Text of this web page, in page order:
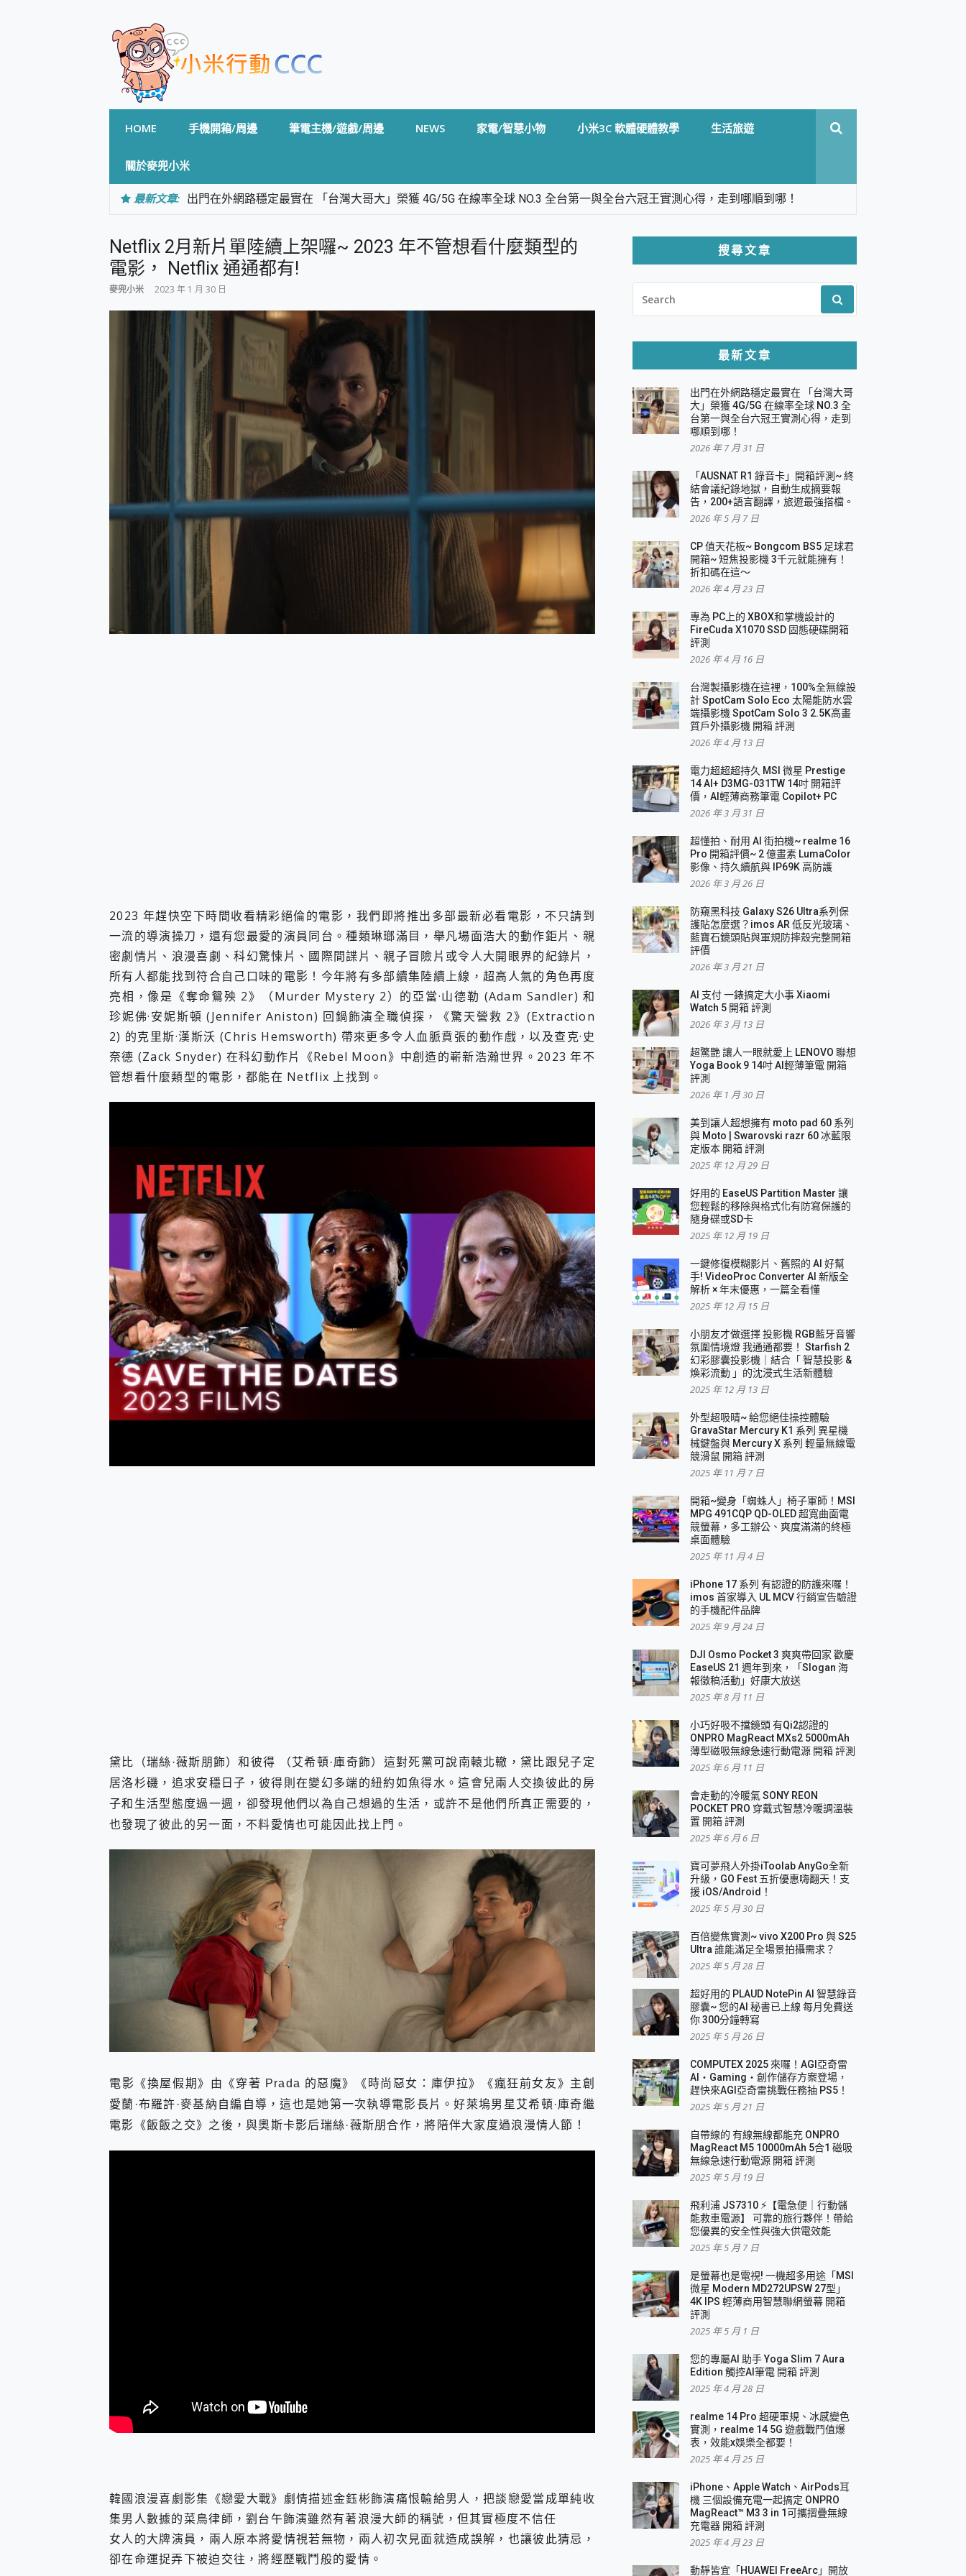
HOME 手機開箱/周邊 筆電主機/遊戲/周邊 NEWS 家電/智慧小物 小米3C 軟體硬體教學 生活旅遊
關於麥兜小米
最新文章: 出門在外網路穩定最實在 「台灣大哥大」榮獲 4G/5G 在線率全球 NO.3 全台第一與全台六冠王實測心得，走到哪順到哪！
專為 PC上的 XBOX和掌機設計的 FireCuda X1070 SSD 固態硬碟開箱 評測
台灣製攝影機在這裡，100%全無線設計 SpotCam Solo Eco 太陽能防水雲端攝影機 SpotCam Solo 3 2.5K高畫質戶外攝影機 開箱 評
測
電力超超超持久 MSI 微星 Prestige 14 AI+ D3MG-031TW 14吋 開箱評價，AI輕薄商務筆電 Copilot+ PC
超懂拍、耐用 AI 街拍機~ realme 16 Pro 開箱評價~ 2 億畫素 LumaColor 影像、持久續航與 IP69K 高防護
防窺黑科技 Galaxy S26 Ultra系列保護貼怎麼選？imos AR 低反光玻璃、藍寶石鏡頭貼與軍規防摔殼完整開箱評價
AI 支付 一錶搞定大小事 Xiaomi Watch 5 開箱 評測
超驚艷 讓人一眼就愛上 LENOVO 聯想 Yoga Book 9 14吋 AI輕薄筆電 開箱 評測
美到讓人超想擁有 moto pad 60 系列 與 Moto | Swarovski razr 60 冰藍限定版本 開箱 評測
好用的 EaseUS Partition Master 讓您輕鬆的移除與格式化有防寫保護的隨身碟或SD卡
一鍵修復模糊影片、舊照的 AI 好幫手! VideoProc Converter AI 新版全解析 × 年末優惠，一篇全看懂
小朋友才做選擇 投影機 RGB藍牙音響 氛圍情境燈 我通通都要！ Starfish 2 幻彩膠囊投影機｜結合「 智慧投影 & 煥彩流動 」的沈浸
式生活新體驗
外型超吸晴~ 給您絕佳操控體驗 GravaStar Mercury K1 系列 異星機械鍵盤與 Mercury X 系列 輕量無線電競滑鼠 開箱 評測
開箱~變身「蜘蛛人」椅子軍師！MSI MPG 491CQP QD-OLED 超寬曲面電競螢幕，多工辦公、爽度滿滿的終極桌面體驗
iPhone 17 系列 有認證的防護來囉！ imos 首家導入 UL MCV 行銷宣告驗證的手機配件品牌
DJI Osmo Pocket 3 爽爽帶回家 歡慶 EaseUS 21 週年到來，「Slogan 海報徵稿活動」好康大放送
小巧好吸不擋鏡頭 有Qi2認證的 ONPRO MagReact MXs2 5000mAh薄型磁吸無線急速行動電源 開箱 評測
會走動的冷暖氣 SONY REON POCKET PRO 穿戴式智慧冷暖調溫裝置 開箱 評測
寶可夢飛人外掛iToolab AnyGo全新升級，GO Fest 五折優惠嗨翻天！支援 iOS/Android！
百倍變焦實測~ vivo X200 Pro 與 S25 Ultra 誰能滿足全場景拍攝需求？
超好用的 PLAUD NotePin AI 智慧錄音膠囊~ 您的AI 秘書已上線 每月免費送你 300分鐘轉寫
COMPUTEX 2025 來囉！AGI亞奇雷 AI・Gaming・創作儲存方案登場，趕快來AGI亞奇雷挑戰任務抽 PS5！
自帶線的 有線無線都能充 ONPRO MagReact M5 10000mAh 5合1 磁吸無線急速行動電源 開箱 評測
飛利浦 JS7310 ⚡【電急便｜行動儲能救車電源】 可靠的旅行夥伴！帶給您優異的安全性與強大供電效能
是螢幕也是電視! 一機超多用途「MSI微星 Modern MD272UPSW 27型」 4K IPS 輕薄商用智慧聯網螢幕 開箱 評測
iPhone、Apple Watch、AirPods耳機 三個設備充電一起搞定 ONPRO MagReact™ M3 3 in 1可攜摺疊無線充電器 開箱 評測
動靜皆宜「HUAWEI FreeArc」開放式耳掛耳機，無感配戴! 超穩超服貼，音質、通話也很優質
EaseUS Vocal Remover 免費線上去聲器一鍵去除人聲 人聲 音樂分離 2024 消除人聲推薦
3 個超值 MHN 飛人工具分享~~ iToolab AnyGo 魔物獵人 Now飛人 ios教學 不出門也可以到處走
小體積 40000mAh 超大容量 一次充5個設備 充好充滿 CUKTECH 酷態科 300W 微型充電站 開箱 評測
97.3% 恢復率，資料救援就是這麼簡單 EaseUS Data Recovery Wizard Free 18.0.0 業界最好的資料救援軟體
Xiaomi 14 Ultra 開箱 評測~ 有深度的 Leica 影像旗艦手機! 加碼小旗艦 Xiaomi 14 開箱 評測
vivo TWS 3e 真無線藍牙耳機智慧降噪升級、音質明亮溫潤，並支援雙設備連接~
MSI Claw 掌機專屬配件包 來囉 完美保護 MSI Claw A1M-026TW 電競掌機
人像旗艦 vivo V30 系列 開箱 評測! 首搭蔡司光學鏡頭、攝影棚級柔光環、拍攝功能最好玩的美拍神機 vivo V30 Pro
多個願望一次滿足 超強散熱 微星 MSI Claw A1M-026TW 電競掌機 開箱 評測
一吸完美對位 擁有超強吸力與超好用的隱磁支架 O-ONE MAG 最會吸的行動電源 開箱 評測
OPPO 哈蘇 300mm 專業增距鏡實測：Find X9 Ultra 光學長焦隨手拍，紀錄生活就是這麼簡單
Motorola edge 70 pro 及 moto g37 power上市，登錄在送飛利浦氣炸鍋
近八千元的 Soundcore Liberty 5 Pro Max，有螢幕的耳機會是智商稅嗎?
ASUS Pad 全面應援 Me Time，加碼愛奇藝黃金雙周卡體驗，專案價最低 NT$0 起
Netflix 2月新片單陸續上架囉~ 2023 年不管想看什麼類型的
電影， Netflix 通通都有!
麥兜小米 2023 年 1 月 30 日
2023 年趕快空下時間收看精彩絕倫的電影，我們即將推出多部最新必看電影，不只請到
一流的導演操刀，還有您最愛的演員同台。種類琳瑯滿目，舉凡場面浩大的動作鉅片、親
密劇情片、浪漫喜劇、科幻驚悚片、國際間諜片、親子冒險片或令人大開眼界的紀錄片，
所有人都能找到符合自己口味的電影！今年將有多部續集陸續上線，超高人氣的角色再度
亮相，像是《奪命鴛殃 2》（Murder Mystery 2）的亞當·山德勒 (Adam Sandler) 和
珍妮佛·安妮斯頓 (Jennifer Aniston) 回鍋飾演全職偵探，《驚天營救 2》(Extraction
2) 的克里斯·漢斯沃 (Chris Hemsworth) 帶來更多令人血脈賁張的動作戲，以及查克·史
奈德 (Zack Snyder) 在科幻動作片《Rebel Moon》中創造的嶄新浩瀚世界。2023 年不
管想看什麼類型的電影，都能在 Netflix 上找到。
黛比（瑞絲·薇斯朋飾）和彼得 （艾希頓·庫奇飾）這對死黨可說南轅北轍，黛比跟兒子定
居洛杉磯，追求安穩日子，彼得則在變幻多端的紐約如魚得水。這會兒兩人交換彼此的房
子和生活型態度過一週，卻發現他們以為自己想過的生活，或許不是他們所真正需要的，
也發現了彼此的另一面，不料愛情也可能因此找上門。
電影《換屋假期》由《穿著 Prada 的惡魔》《時尚惡女：庫伊拉》《瘋狂前女友》主創
愛蘭·布羅許·麥基納自編自導，這也是她第一次執導電影長片。好萊塢男星艾希頓·庫奇繼
電影《飯飯之交》之後，與奧斯卡影后瑞絲·薇斯朋合作，將陪伴大家度過浪漫情人節！
韓國浪漫喜劇影集《戀愛大戰》劇情描述金鈺彬飾演痛恨輸給男人，把談戀愛當成單純收
集男人數據的菜鳥律師，劉台午飾演雖然有著浪漫大師的稱號，但其實極度不信任
女人的大牌演員，兩人原本將愛情視若無物，兩人初次見面就造成誤解，也讓彼此猜忌，
卻在命運捉弄下被迫交往，將經歷戰鬥般的愛情。
搜尋文章
FOR:
最新文章
出門在外網路穩定最實在 「台灣大哥
大」榮獲 4G/5G 在線率全球 NO.3 全
台第一與全台六冠王實測心得，走到
哪順到哪！
2026 年 7 月 31 日
「AUSNAT R1 錄音卡」開箱評測~ 終
結會議紀錄地獄，自動生成摘要報
告，200+語言翻譯，旅遊最強搭檔。
2026 年 5 月 7 日
CP 值天花板~ Bongcom BS5 足球君
開箱~ 短焦投影機 3千元就能擁有！
折扣碼在這～
2026 年 4 月 23 日
專為 PC上的 XBOX和掌機設計的
FireCuda X1070 SSD 固態硬碟開箱
評測
2026 年 4 月 16 日
台灣製攝影機在這裡，100%全無線設
計 SpotCam Solo Eco 太陽能防水雲
端攝影機 SpotCam Solo 3 2.5K高畫
質戶外攝影機 開箱 評測
2026 年 4 月 13 日
電力超超超持久 MSI 微星 Prestige
14 AI+ D3MG-031TW 14吋 開箱評
價，AI輕薄商務筆電 Copilot+ PC
2026 年 3 月 31 日
超懂拍、耐用 AI 街拍機~ realme 16
Pro 開箱評價~ 2 億畫素 LumaColor
影像、持久續航與 IP69K 高防護
2026 年 3 月 26 日
防窺黑科技 Galaxy S26 Ultra系列保
護貼怎麼選？imos AR 低反光玻璃、
藍寶石鏡頭貼與軍規防摔殼完整開箱
評價
2026 年 3 月 21 日
AI 支付 一錶搞定大小事 Xiaomi
Watch 5 開箱 評測
2026 年 3 月 13 日
超驚艷 讓人一眼就愛上 LENOVO 聯想
Yoga Book 9 14吋 AI輕薄筆電 開箱
評測
2026 年 1 月 30 日
美到讓人超想擁有 moto pad 60 系列
與 Moto | Swarovski razr 60 冰藍限
定版本 開箱 評測
2025 年 12 月 29 日
好用的 EaseUS Partition Master 讓
您輕鬆的移除與格式化有防寫保護的
隨身碟或SD卡
2025 年 12 月 19 日
一鍵修復模糊影片、舊照的 AI 好幫
手! VideoProc Converter AI 新版全
解析 × 年末優惠，一篇全看懂
2025 年 12 月 15 日
小朋友才做選擇 投影機 RGB藍牙音響
氛圍情境燈 我通通都要！ Starfish 2
幻彩膠囊投影機｜結合「 智慧投影 &
煥彩流動 」的沈浸式生活新體驗
2025 年 12 月 13 日
外型超吸晴~ 給您絕佳操控體驗
GravaStar Mercury K1 系列 異星機
械鍵盤與 Mercury X 系列 輕量無線電
競滑鼠 開箱 評測
2025 年 11 月 7 日
開箱~變身「蜘蛛人」椅子軍師！MSI
MPG 491CQP QD-OLED 超寬曲面電
競螢幕，多工辦公、爽度滿滿的終極
桌面體驗
2025 年 11 月 4 日
iPhone 17 系列 有認證的防護來囉！
imos 首家導入 UL MCV 行銷宣告驗證
的手機配件品牌
2025 年 9 月 24 日
DJI Osmo Pocket 3 爽爽帶回家 歡慶
EaseUS 21 週年到來，「Slogan 海
報徵稿活動」好康大放送
2025 年 8 月 11 日
小巧好吸不擋鏡頭 有Qi2認證的
ONPRO MagReact MXs2 5000mAh
薄型磁吸無線急速行動電源 開箱 評測
2025 年 6 月 11 日
會走動的冷暖氣 SONY REON
POCKET PRO 穿戴式智慧冷暖調溫裝
置 開箱 評測
2025 年 6 月 6 日
寶可夢飛人外掛iToolab AnyGo全新
升級，GO Fest 五折優惠嗨翻天！支
援 iOS/Android！
2025 年 5 月 30 日
百倍變焦實測~ vivo X200 Pro 與 S25
Ultra 誰能滿足全場景拍攝需求？
2025 年 5 月 28 日
超好用的 PLAUD NotePin AI 智慧錄音
膠囊~ 您的AI 秘書已上線 每月免費送
你 300分鐘轉寫
2025 年 5 月 26 日
COMPUTEX 2025 來囉！AGI亞奇雷
AI・Gaming・創作儲存方案登場，
趕快來AGI亞奇雷挑戰任務抽 PS5！
2025 年 5 月 21 日
自帶線的 有線無線都能充 ONPRO
MagReact M5 10000mAh 5合1 磁吸
無線急速行動電源 開箱 評測
2025 年 5 月 19 日
飛利浦 JS7310 ⚡【電急便｜行動儲
能救車電源】 可靠的旅行夥伴！帶給
您優異的安全性與強大供電效能
2025 年 5 月 7 日
是螢幕也是電視! 一機超多用途「MSI
微星 Modern MD272UPSW 27型」
4K IPS 輕薄商用智慧聯網螢幕 開箱
評測
2025 年 5 月 1 日
您的專屬AI 助手 Yoga Slim 7 Aura
Edition 觸控AI筆電 開箱 評測
2025 年 4 月 28 日
realme 14 Pro 超硬軍規、冰感變色
實測，realme 14 5G 遊戲戰鬥值爆
表，效能x娛樂全都要！
2025 年 4 月 25 日
iPhone、Apple Watch、AirPods耳
機 三個設備充電一起搞定 ONPRO
MagReact™ M3 3 in 1可攜摺疊無線
充電器 開箱 評測
2025 年 4 月 23 日
動靜皆宜「HUAWEI FreeArc」開放